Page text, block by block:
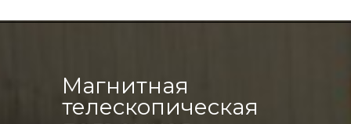
Магнитная
телескопическая